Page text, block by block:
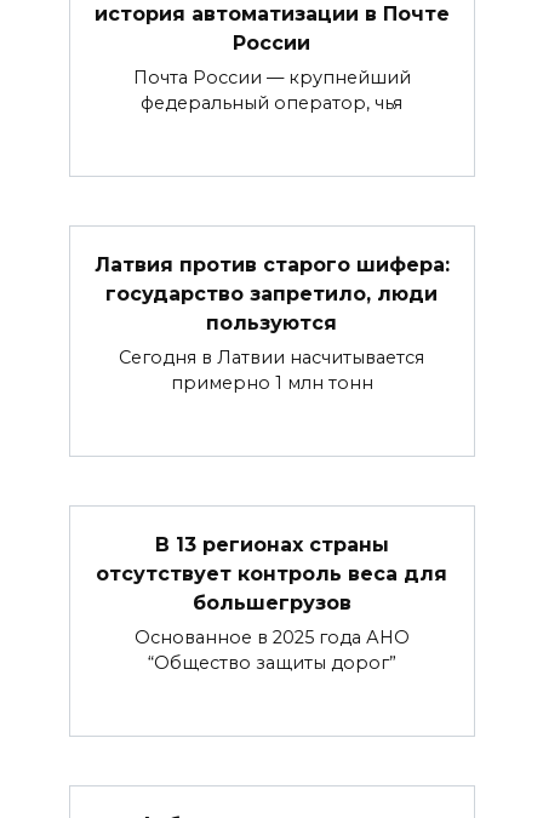
история автоматизации в Почте
России
Почта России — крупнейший
федеральный оператор, чья
Латвия против старого шифера:
государство запретило, люди
пользуются
Сегодня в Латвии насчитывается
примерно 1 млн тонн
В 13 регионах страны
отсутствует контроль веса для
большегрузов
Основанное в 2025 года АНО
“Общество защиты дорог”